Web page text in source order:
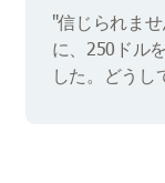
"信じられま
に、250ドル
した。どうし